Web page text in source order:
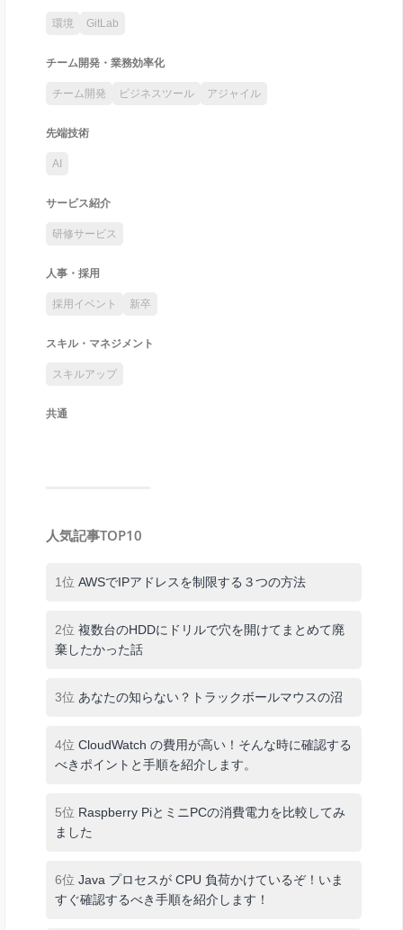
環境 GitLab
チーム開発・業務効率化
チーム開発 ビジネスツール アジャイル
先端技術
AI
サービス紹介
研修サービス
人事・採用
採用イベント 新卒
スキル・マネジメント
スキルアップ
共通
人気記事TOP10
1位 AWSでIPアドレスを制限する３つの方法
2位 複数台のHDDにドリルで穴を開けてまとめて廃
棄したかった話
3位 あなたの知らない？トラックボールマウスの沼
4位 CloudWatch の費用が高い！そんな時に確認する
べきポイントと手順を紹介します。
5位 Raspberry PiとミニPCの消費電力を比較してみ
ました
6位 Java プロセスが CPU 負荷かけているぞ！いま
すぐ確認するべき手順を紹介します！